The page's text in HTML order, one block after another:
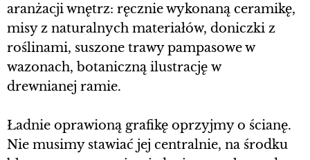
aranżacji wnętrz: ręcznie wykonaną ceramikę,
misy z naturalnych materiałów, doniczki z
roślinami, suszone trawy pampasowe w
wazonach, botaniczną ilustrację w
drewnianej ramie.
Ładnie oprawioną grafikę oprzyjmy o ścianę.
Nie musimy stawiać jej centralnie, na środku